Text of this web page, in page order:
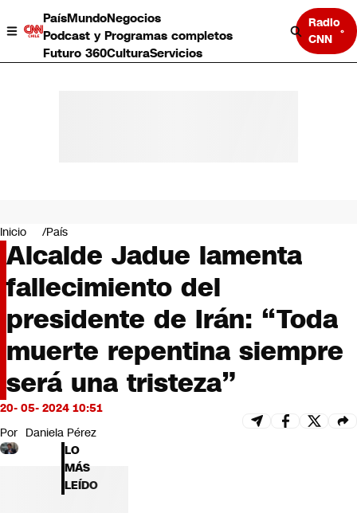
PaísMundoNegocios
Podcast y Programas completos
Futuro 360CulturaServicios
Radio
CNN
Negocios
Deportes
Programas completos
Cultura
Servicios
Bits
CNN tiempo
Futuro 360
Opinión
Inicio País
Alcalde Jadue lamenta
fallecimiento del
presidente de Irán: “Toda
muerte repentina siempre
será una tristeza”
20- 05- 2024 10:51
Por Daniela Pérez
LO
MÁS
LEÍDO